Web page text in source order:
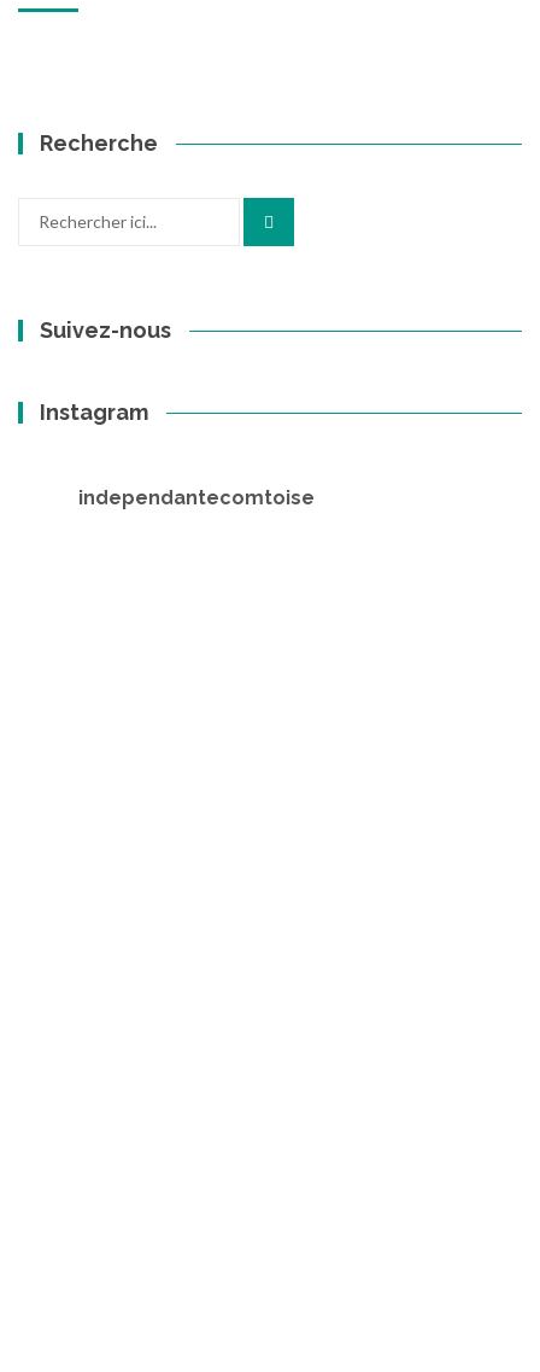
Recherche
Suivez-nous
Instagram
independantecomtoise